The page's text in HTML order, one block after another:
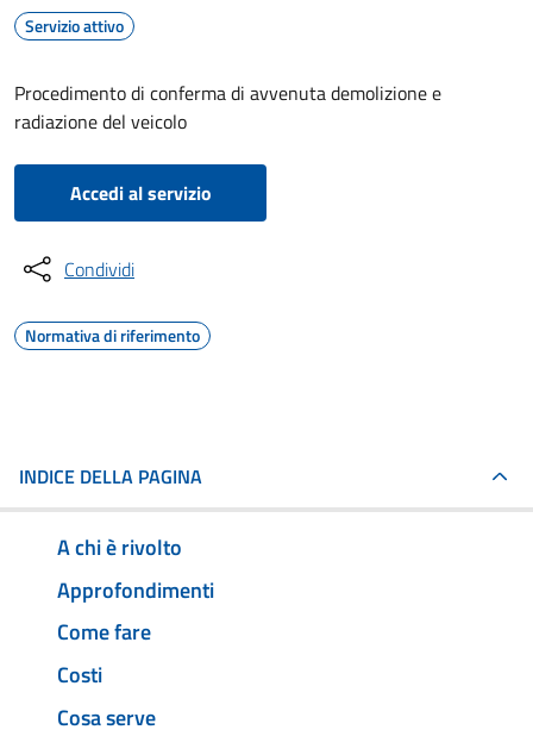
Servizio attivo
Procedimento di conferma di avvenuta demolizione e
radiazione del veicolo
Accedi al servizio
Condividi
Normativa di riferimento
INDICE DELLA PAGINA
A chi è rivolto
Approfondimenti
Come fare
Costi
Cosa serve